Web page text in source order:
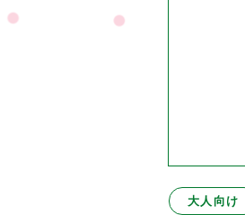
大人向け